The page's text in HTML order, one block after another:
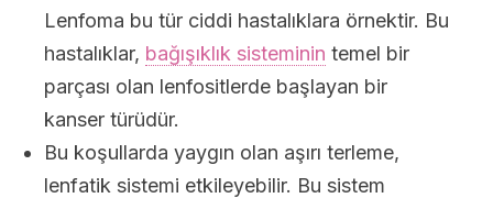
Lenfoma bu tür ciddi hastalıklara örnektir. Bu
hastalıklar, bağışıklık sisteminin temel bir
parçası olan lenfositlerde başlayan bir
kanser türüdür.
Bu koşullarda yaygın olan aşırı terleme,
lenfatik sistemi etkileyebilir. Bu sistem